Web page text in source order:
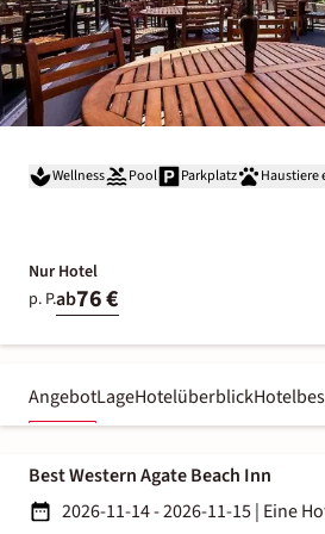
Wellness Pool Parkplatz Haustiere
Nur Hotel
p. P.ab76 €
AngebotLageHotelüberblick
Best Western Agate Beach Inn
2026-11-14 - 2026-11-15| Eine